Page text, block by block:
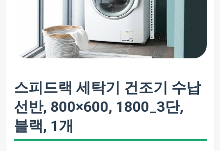
스피드랙 세탁기 건조기 수납
선반, 800×600, 1800_3단,
블랙, 1개